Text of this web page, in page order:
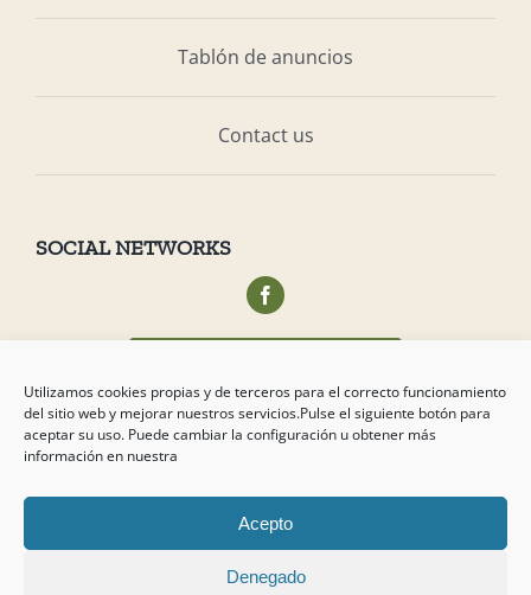
Utilizamos cookies propias y de terceros para el correcto funcionamiento
del sitio web y mejorar nuestros servicios.Pulse el siguiente botón para
aceptar su uso. Puede cambiar la configuración u obtener más
información en nuestra
Acepto
Denegado
Tablón de anuncios
Contact us
SOCIAL NETWORKS
2026 Campo de Tejada